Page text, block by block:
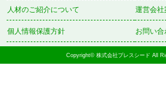
人材のご紹介について 運営会社
個人情報保護方針 お問い合
Copyright© 株式会社プレスシード All